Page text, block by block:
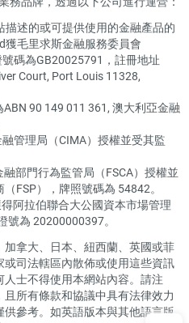
述的或可提供使用的金融產品的
毛里求斯金融服務委員會
號碼為GB20025791，註冊地址
Court, Port Louis 11328,
90 149 011 361, 澳大利亞金融
管理局（CIMA）授權並受其監
部門行為監管局（FSCA）授權並
FSP），牌照號碼為 54842。
阿拉伯聯合大公國資本市場管理
號為 20200000397。
拿大、日本、紐西蘭、英國或菲
司法轄區內散佈或使用這些資訊
士不得使用本網站內容。請注
所有條款和協議中具有法律效力
參考。如英語版本與其他語言版